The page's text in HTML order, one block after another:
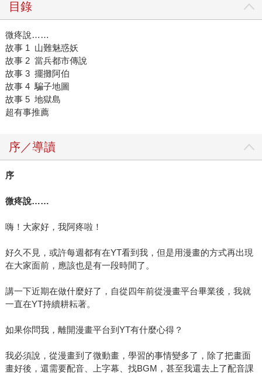
目錄
微疼說……
故事 1 山難魅惑妖
故事 2 當兵都市傳說
故事 3 擺攤阿伯
故事 4 騙子地圖
故事 5 地獄島
超有事推薦
序／導讀
序
微疼說……
嗨！大家好，我阿疼啦！
好久不見，或許每週都有在YT看到我，但是用漫畫的方式再出現
在大家面前，應該也是有一段時間了。
講一下近期在做什麼好了，自從四年前從漫畫平台畢業後，我就
一直在YT持續耕耘著。
如果你問我，離開漫畫平台到YT有什麼心得？
我必須說，從漫畫到了微動畫，學習的事情變多了，除了把畫面
畫好後，還需要配音、上字幕、找BGM，甚至我還去上了配音課